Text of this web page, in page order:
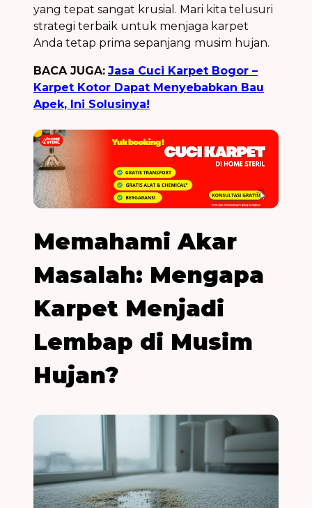
yang tepat sangat krusial. Mari kita telusuri
strategi terbaik untuk menjaga karpet
Anda tetap prima sepanjang musim hujan.
BACA JUGA: Jasa Cuci Karpet Bogor –
Karpet Kotor Dapat Menyebabkan Bau
Apek, Ini Solusinya!
Memahami Akar
Masalah: Mengapa
Karpet Menjadi
Lembap di Musim
Hujan?